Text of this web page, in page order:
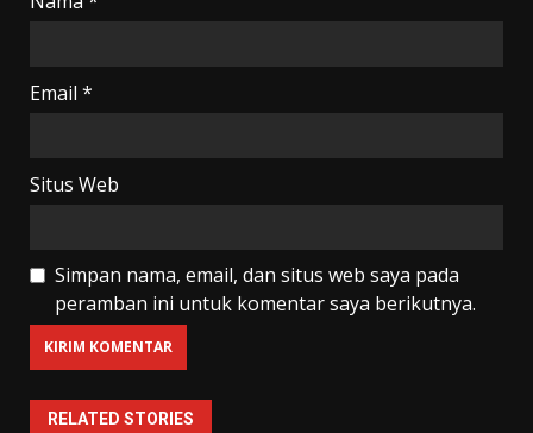
Email *
Situs Web
Simpan nama, email, dan situs web saya pada
peramban ini untuk komentar saya berikutnya.
RELATED STORIES